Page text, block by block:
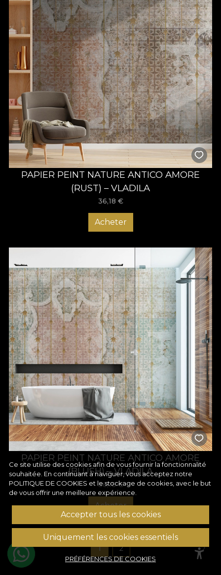
PAPIER PEINT NATURE ANTICO AMORE
(RUST) – VLADILA
36,18 €
Acheter
PAPIER PEINT NATURE ANTICO AMORE
(BLUSH) – VLADILA
36,18€
Acheter
1 2
Ce site utilise des cookies afin de vous fournir la fonctionnalité
souhaitée. En continuant à naviguer, vous acceptez notre
POLITIQUE DE COOKIES et le stockage de cookies, avec le but
de vous offrir une meilleure expérience.
Accepter tous les cookies
Uniquement les cookies essentiels
PRÉFÉRENCES DE COOKIES